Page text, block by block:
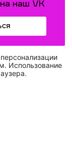
наш VK
Использование